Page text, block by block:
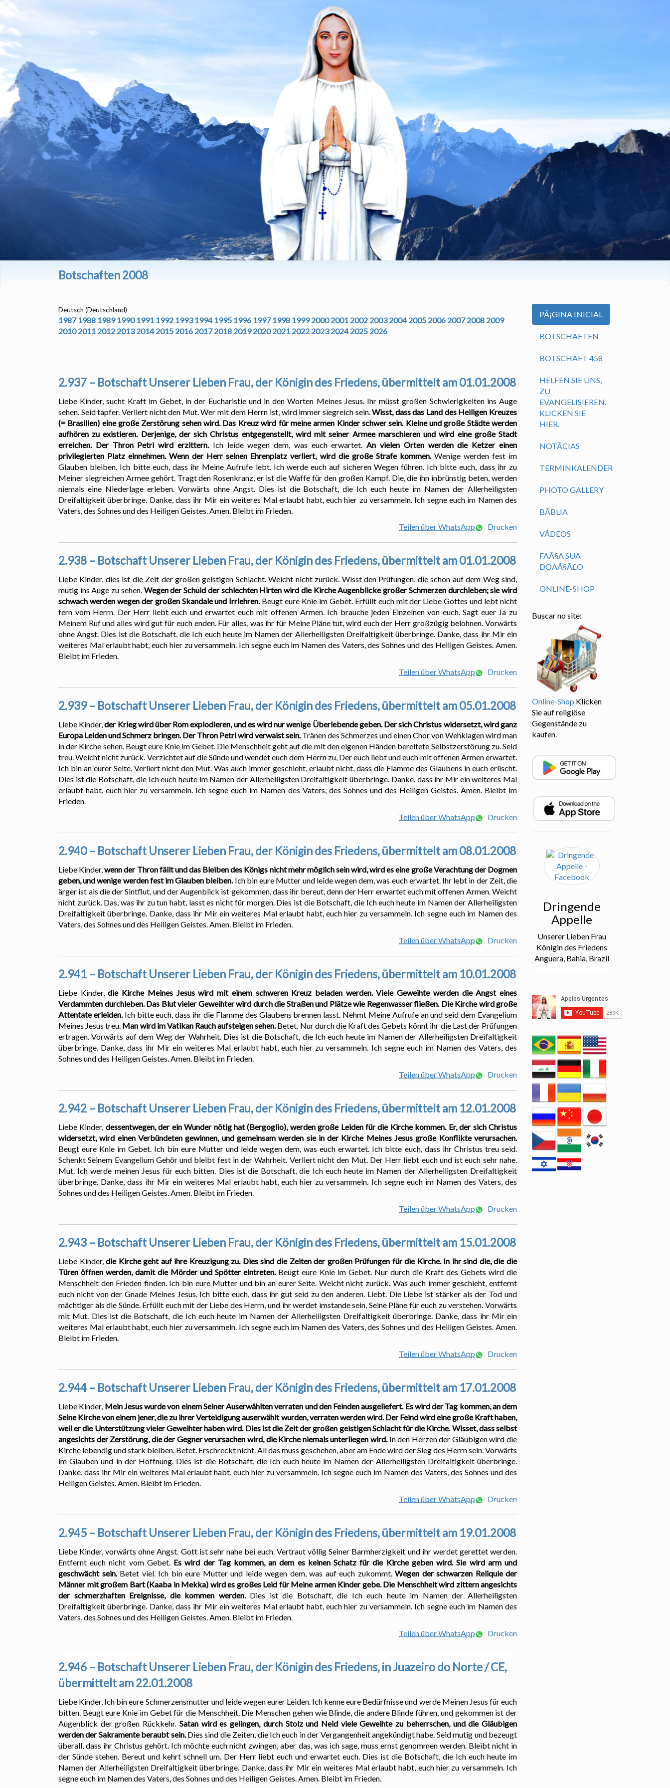
Botschaften 2008
Deutsch (Deutschland)
1987 1988 1989 1990 1991 1992 1993 1994 1995 1996 1997 1998 1999 2000 2001 2002 2003 2004 2005 2006 2007 2008 2009
2010 2011 2012 2013 2014 2015 2016 2017 2018 2019 2020 2021 2022 2023 2024 2025 2026
2.937 – Botschaft Unserer Lieben Frau, der Königin des Friedens, übermittelt am 01.01.2008
Liebe Kinder, sucht Kraft im Gebet, in der Eucharistie und in den Worten Meines Jesus. Ihr müsst großen Schwierigkeiten ins Auge
sehen. Seid tapfer. Verliert nicht den Mut. Wer mit dem Herrn ist, wird immer siegreich sein.Wisst, dass das Land des Heiligen Kreuzes
(= Brasilien) eine große Zerstörung sehen wird. Das Kreuz wird für meine armen Kinder schwer sein. Kleine und große Städte werden
aufhören zu existieren. Derjenige, der sich Christus entgegenstellt, wird mit seiner Armee marschieren und wird eine große Stadt
erreichen. Der Thron Petri wird erzittern.Ich leide wegen dem, was euch erwartet.An vielen Orten werden die Ketzer einen
privilegierten Platz einnehmen. Wenn der Herr seinen Ehrenplatz verliert, wird die große Strafe kommen. Wenige werden fest im
Glauben bleiben. Ich bitte euch, dass ihr Meine Aufrufe lebt. Ich werde euch auf sicheren Wegen führen. Ich bitte euch, dass ihr zu
Meiner siegreichen Armee gehört. Tragt den Rosenkranz, er ist die Waffe für den großen Kampf. Die, die ihn inbrünstig beten, werden
niemals eine Niederlage erleben. Vorwärts ohne Angst. Dies ist die Botschaft, die Ich euch heute im Namen der Allerheiligsten
Dreifaltigkeit überbringe. Danke, dass ihr Mir ein weiteres Mal erlaubt habt, euch hier zu versammeln. Ich segne euch im Namen des
Vaters, des Sohnes und des Heiligen Geistes. Amen. Bleibt im Frieden.
Teilen über WhatsApp
Drucken
2.938 – Botschaft Unserer Lieben Frau, der Königin des Friedens, übermittelt am 01.01.2008
Liebe Kinder, dies ist die Zeit der großen geistigen Schlacht. Weicht nicht zurück. Wisst den Prüfungen, die schon auf dem Weg sind,
mutig ins Auge zu sehen. Wegen der Schuld der schlechten Hirten wird die Kirche Augenblicke großer Schmerzen durchleben; sie wird
schwach werden wegen der großen Skandale und Irrlehren. Beugt eure Knie im Gebet. Erfüllt euch mit der Liebe Gottes und lebt nicht
fern vom Herrn. Der Herr liebt euch und erwartet euch mit offenen Armen. Ich brauche jeden Einzelnen von euch. Sagt euer Ja zu
Meinem Ruf und alles wird gut für euch enden. Für alles, was ihr für Meine Pläne tut, wird euch der Herr großzügig belohnen. Vorwärts
ohne Angst. Dies ist die Botschaft, die Ich euch heute im Namen der Allerheiligsten Dreifaltigkeit überbringe. Danke, dass ihr Mir ein
weiteres Mal erlaubt habt, euch hier zu versammeln. Ich segne euch im Namen des Vaters, des Sohnes und des Heiligen Geistes. Amen.
Bleibt im Frieden.
Teilen über WhatsApp
Drucken
2.939 – Botschaft Unserer Lieben Frau, der Königin des Friedens, übermittelt am 05.01.2008
Liebe Kinder,der Krieg wird über Rom explodieren, und es wird nur wenige Überlebende geben. Der sich Christus widersetzt, wird ganz
Europa Leiden und Schmerz bringen. Der Thron Petri wird verwaist sein.Tränen des Schmerzes und einen Chor von Wehklagen wird man
in der Kirche sehen. Beugt eure Knie im Gebet. Die Menschheit geht auf die mit den eigenen Händen bereitete Selbstzerstörung zu. Seid
treu. Weicht nicht zurück. Verzichtet auf die Sünde und wendet euch dem Herrn zu, Der euch liebt und euch mit offenen Armen erwartet.
Ich bin an eurer Seite. Verliert nicht den Mut. Was auch immer geschieht, erlaubt nicht, dass die Flamme des Glaubens in euch erlischt.
Dies ist die Botschaft, die Ich euch heute im Namen der Allerheiligsten Dreifaltigkeit überbringe. Danke, dass ihr Mir ein weiteres Mal
erlaubt habt, euch hier zu versammeln. Ich segne euch im Namen des Vaters, des Sohnes und des Heiligen Geistes. Amen. Bleibt im
Frieden.
Teilen über WhatsApp
Drucken
2.940 – Botschaft Unserer Lieben Frau, der Königin des Friedens, übermittelt am 08.01.2008
Liebe Kinder,wenn der Thron fällt und das Bleiben des Königs nicht mehr möglich sein wird, wird es eine große Verachtung der Dogmen
geben, und wenige werden fest im Glauben bleiben.Ich bin eure Mutter und leide wegen dem, was euch erwartet. Ihr lebt in der Zeit, die
ärger ist als die der Sintflut, und der Augenblick ist gekommen, dass ihr bereut, denn der Herr erwartet euch mit offenen Armen. Weicht
nicht zurück. Das, was ihr zu tun habt, lasst es nicht für morgen. Dies ist die Botschaft, die Ich euch heute im Namen der Allerheiligsten
Dreifaltigkeit überbringe. Danke, dass ihr Mir ein weiteres Mal erlaubt habt, euch hier zu versammeln. Ich segne euch im Namen des
Vaters, des Sohnes und des Heiligen Geistes. Amen. Bleibt im Frieden.
Teilen über WhatsApp
Drucken
2.941 – Botschaft Unserer Lieben Frau, der Königin des Friedens, übermittelt am 10.01.2008
Liebe Kinder,die Kirche Meines Jesus wird mit einem schweren Kreuz beladen werden. Viele Geweihte werden die Angst eines
Verdammten durchleben. Das Blut vieler Geweihter wird durch die Straßen und Plätze wie Regenwasser fließen. Die Kirche wird große
Attentate erleiden. Ich bitte euch, dass ihr die Flamme des Glaubens brennen lasst. Nehmt Meine Aufrufe an und seid dem Evangelium
Meines Jesus treu. Man wird im Vatikan Rauch aufsteigen sehen.Betet. Nur durch die Kraft des Gebets könnt ihr die Last der Prüfungen
ertragen. Vorwärts auf dem Weg der Wahrheit. Dies ist die Botschaft, die Ich euch heute im Namen der Allerheiligsten Dreifaltigkeit
überbringe. Danke, dass ihr Mir ein weiteres Mal erlaubt habt, euch hier zu versammeln. Ich segne euch im Namen des Vaters, des
Sohnes und des Heiligen Geistes. Amen. Bleibt im Frieden.
Teilen über WhatsApp
Drucken
2.942 – Botschaft Unserer Lieben Frau, der Königin des Friedens, übermittelt am 12.01.2008
Liebe Kinder, dessentwegen, der ein Wunder nötig hat (Bergoglio), werden große Leiden für die Kirche kommen. Er, der sich Christus
widersetzt, wird einen Verbündeten gewinnen, und gemeinsam werden sie in der Kirche Meines Jesus große Konflikte verursachen.
Beugt eure Knie im Gebet. Ich bin eure Mutter und leide wegen dem, was euch erwartet. Ich bitte euch, dass ihr Christus treu seid.
Schenkt Seinem Evangelium Gehör und bleibt fest in der Wahrheit. Verliert nicht den Mut. Der Herr liebt euch und ist euch sehr nahe.
Mut. Ich werde meinen Jesus für euch bitten. Dies ist die Botschaft, die Ich euch heute im Namen der Allerheiligsten Dreifaltigkeit
überbringe. Danke, dass ihr Mir ein weiteres Mal erlaubt habt, euch hier zu versammeln. Ich segne euch im Namen des Vaters, des
Sohnes und des Heiligen Geistes. Amen. Bleibt im Frieden.
Teilen über WhatsApp
Drucken
2.943 – Botschaft Unserer Lieben Frau, der Königin des Friedens, übermittelt am 15.01.2008
Liebe Kinder,die Kirche geht auf ihre Kreuzigung zu. Dies sind die Zeiten der großen Prüfungen für die Kirche. In ihr sind die, die die
Türen öffnen werden, damit die Mörder und Spötter eintreten.Beugt eure Knie im Gebet. Nur durch die Kraft des Gebets wird die
Menschheit den Frieden finden. Ich bin eure Mutter und bin an eurer Seite. Weicht nicht zurück. Was auch immer geschieht, entfernt
euch nicht von der Gnade Meines Jesus. Ich bitte euch, dass ihr gut seid zu den anderen. Liebt. Die Liebe ist stärker als der Tod und
mächtiger als die Sünde. Erfüllt euch mit der Liebe des Herrn, und ihr werdet imstande sein, Seine Pläne für euch zu verstehen. Vorwärts
mit Mut. Dies ist die Botschaft, die Ich euch heute im Namen der Allerheiligsten Dreifaltigkeit überbringe. Danke, dass ihr Mir ein
weiteres Mal erlaubt habt, euch hier zu versammeln. Ich segne euch im Namen des Vaters, des Sohnes und des Heiligen Geistes. Amen.
Bleibt im Frieden.
Teilen über WhatsApp
Drucken
2.944 – Botschaft Unserer Lieben Frau, der Königin des Friedens, übermittelt am 17.01.2008
Liebe Kinder, Mein Jesus wurde von einem Seiner Auserwählten verraten und den Feinden ausgeliefert. Es wird der Tag kommen, an dem
Seine Kirche von einem jener, die zu ihrer Verteidigung auserwählt wurden, verraten werden wird. Der Feind wird eine große Kraft haben,
weil er die Unterstützung vieler Geweihter haben wird. Dies ist die Zeit der großen geistigen Schlacht für die Kirche. Wisset, dass selbst
angesichts der Zerstörung, die der Gegner verursachen wird, die Kirche niemals unterliegen wird.In den Herzen der Gläubigen wird die
Kirche lebendig und stark bleiben. Betet. Erschreckt nicht. All das muss geschehen, aber am Ende wird der Sieg des Herrn sein. Vorwärts
im Glauben und in der Hoffnung. Dies ist die Botschaft, die Ich euch heute im Namen der Allerheiligsten Dreifaltigkeit überbringe.
Danke, dass ihr Mir ein weiteres Mal erlaubt habt, euch hier zu versammeln. Ich segne euch im Namen des Vaters, des Sohnes und des
Heiligen Geistes. Amen. Bleibt im Frieden.
Teilen über WhatsApp
Drucken
2.945 – Botschaft Unserer Lieben Frau, der Königin des Friedens, übermittelt am 19.01.2008
Liebe Kinder, vorwärts ohne Angst. Gott ist sehr nahe bei euch. Vertraut völlig Seiner Barmherzigkeit und ihr werdet gerettet werden.
Entfernt euch nicht vom Gebet. Es wird der Tag kommen, an dem es keinen Schatz für die Kirche geben wird. Sie wird arm und
geschwächt sein.Betet viel. Ich bin eure Mutter und leide wegen dem, was auf euch zukommt. Wegen der schwarzen Reliquie der
Männer mit großem Bart (Kaaba in Mekka) wird es großes Leid für Meine armen Kinder gebe. Die Menschheit wird zittern angesichts
der schmerzhaften Ereignisse, die kommen werden. Dies ist die Botschaft, die Ich euch heute im Namen der Allerheiligsten
Dreifaltigkeit überbringe. Danke, dass ihr Mir ein weiteres Mal erlaubt habt, euch hier zu versammeln. Ich segne euch im Namen des
Vaters, des Sohnes und des Heiligen Geistes. Amen. Bleibt im Frieden.
Teilen über WhatsApp
Drucken
2.946 – Botschaft Unserer Lieben Frau, der Königin des Friedens, in Juazeiro do Norte / CE,
übermittelt am 22.01.2008
Liebe Kinder, Ich bin eure Schmerzensmutter und leide wegen eurer Leiden. Ich kenne eure Bedürfnisse und werde Meinen Jesus für euch
bitten. Beugt eure Knie im Gebet für die Menschheit. Die Menschen gehen wie Blinde, die andere Blinde führen, und gekommen ist der
Augenblick der großen Rückkehr. Satan wird es gelingen, durch Stolz und Neid viele Geweihte zu beherrschen, und die Gläubigen
werden der Sakramente beraubt sein.Dies sind die Zeiten, die Ich euch in der Vergangenheit angekündigt habe. Seid mutig und bezeugt
überall, dass ihr Christus gehört. Ich möchte euch nicht zwingen, aber das, was ich sage, muss ernst genommen werden. Bleibt nicht in
der Sünde stehen. Bereut und kehrt schnell um. Der Herr liebt euch und erwartet euch. Dies ist die Botschaft, die Ich euch heute im
Namen der Allerheiligsten Dreifaltigkeit überbringe. Danke, dass ihr Mir ein weiteres Mal erlaubt habt, euch hier zu versammeln. Ich
segne euch im Namen des Vaters, des Sohnes und des Heiligen Geistes. Amen. Bleibt im Frieden.
PÃ¡GINA INICIAL
BOTSCHAFTEN
BOTSCHAFT 458
HELFEN SIE UNS,
ZU
EVANGELISIEREN.
KLICKEN SIE
HIER.
NOTÃ­CIAS
TERMINKALENDER
PHOTO GALLERY
BÃ­BLIA
VÃ­DEOS
FAÃ§A SUA
DOAÃ§Ã£O
ONLINE-SHOP
Buscar no site:
Online-Shop Klicken
Sie auf religiöse
Gegenstände zu
kaufen.
Dringende
Appelle
Unserer Lieben Frau
Königin des Friedens
Anguera, Bahia, Brazil